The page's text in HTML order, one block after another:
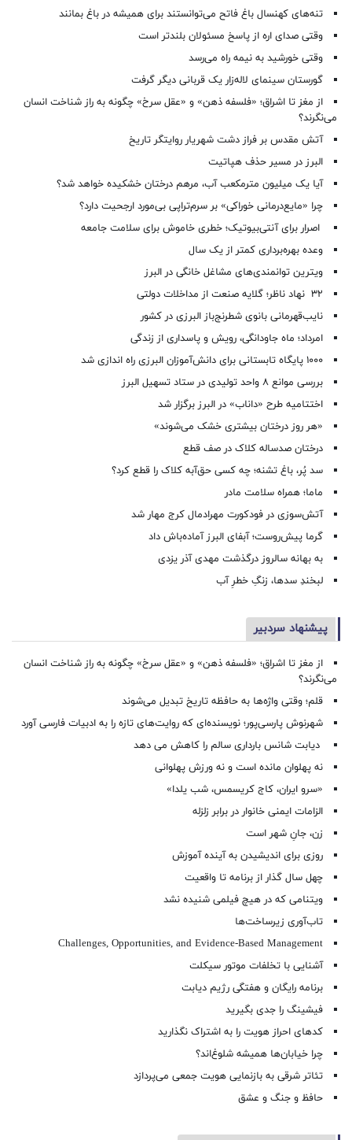
تنه‌های کهنسال باغ فاتح می‌توانستند برای همیشه در باغ بمانند
وقتی صدای اره از پاسخ مسئولان بلندتر است
وقتی خورشید به نیمه راه می‌رسد
گورستان سینمای لاله‌زار یک قربانی دیگر گرفت
از مغز تا اشراق؛ «فلسفه ذهن» و «عقل سرخ» چگونه به راز شناخت انسان
می‌نگرند؟
آتش مقدس بر فراز دشت شهریار روایتگر تاریخ
البرز در مسیر حذف هپاتیت
آیا یک میلیون مترمکعب آب، مرهم درختان خشکیده خواهد شد؟
چرا «مایع‌درمانی خوراکی» بر سرم‌تراپی بی‌مورد ارجحیت دارد؟
اصرار برای آنتی‌بیوتیک؛ خطری خاموش برای سلامت جامعه
وعده بهره‌برداری کمتر از یک سال
ویترین توانمندی‌های مشاغل خانگی در البرز
۳۲ نهاد ناظر؛ گلایه صنعت از مداخلات دولتی
نایب‌قهرمانی بانوی شطرنج‌باز البرزی در کشور
امرداد؛ ماه جاودانگی، رویش و پاسداری از زندگی
۱۰۰۰ پایگاه تابستانی برای دانش‌آموزان البرزی راه اندازی شد
بررسی موانع ۸ واحد تولیدی در ستاد تسهیل البرز
اختتامیه طرح «داناب» در البرز برگزار شد
«هر روز درختان بیشتری خشک می‌شوند»
درختان صدساله کلاک در صف قطع
سد پُر، باغ تشنه؛ چه کسی حق‌آبه کلاک را قطع کرد؟
ماما؛ همراه سلامت مادر
آتش‌سوزی در فودکورت مهرادمال کرج مهار شد
گرما پیش‌روست؛ آبفای البرز آماده‌باش داد
به بهانه سالروز درگذشت مهدی آذر یزدی
لبخندِ سدها، زنگِ خطرِ آب
پیشنهاد سردبیر
از مغز تا اشراق؛ «فلسفه ذهن» و «عقل سرخ» چگونه به راز شناخت انسان
می‌نگرند؟
قلم؛ وقتی واژه‌ها به حافظه تاریخ تبدیل می‌شوند
شهرنوش پارسی‌پور؛ نویسنده‌ای که روایت‌های تازه را به ادبیات فارسی آورد
دیابت شانس بارداری سالم را کاهش می دهد
نه پهلوان مانده است و نه ورزش پهلوانی
«سرو ایران، کاج کریسمس، شب یلدا»
الزامات ایمنی خانوار در برابر زلزله
زن، جانِ شهر است
روزی برای اندیشیدن به آینده آموزش
چهل سال گذار از برنامه تا واقعیت
ویتنامی که در هیچ فیلمی شنیده نشد
تاب‌آوری زیرساخت‌ها
Challenges, Opportunities, and Evidence-Based Management
آشنایی با تخلفات موتور سیکلت
برنامه رایگان و هفتگی رژیم دیابت
فیشینگ را جدی بگیرید
کدهای احراز هویت را به اشتراک نگذارید
چرا خیابان‌ها همیشه شلوغ‌اند؟
تئاتر شرقی به بازنمایی هویت جمعی می‌پردازد
حافظ و جنگ و عشق